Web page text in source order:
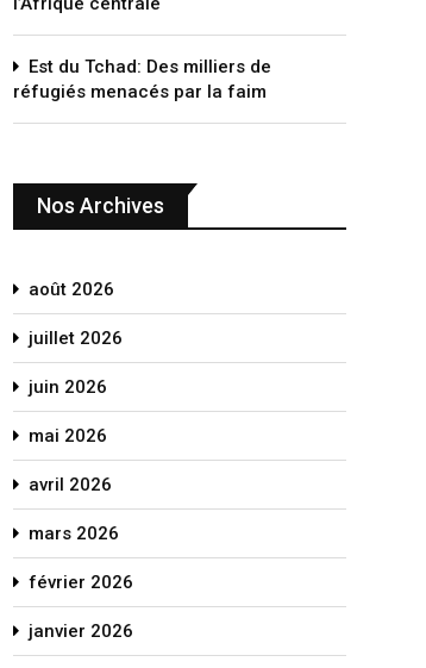
Est du Tchad: Des milliers de
réfugiés menacés par la faim
Nos Archives
août 2026
juillet 2026
juin 2026
mai 2026
avril 2026
mars 2026
février 2026
janvier 2026